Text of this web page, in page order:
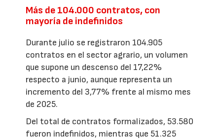
Más de 104.000 contratos, con
mayoría de indefinidos
Durante julio se registraron 104.905
contratos en el sector agrario, un volumen
que supone un descenso del 17,22%
respecto a junio, aunque representa un
incremento del 3,77% frente al mismo mes
de 2025.
Del total de contratos formalizados, 53.580
fueron indefinidos, mientras que 51.325